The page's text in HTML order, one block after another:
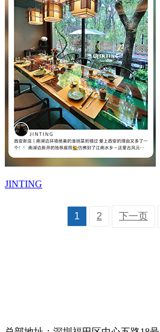
JINTING
1 2 下一页